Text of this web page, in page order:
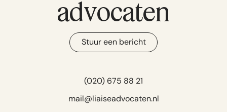
advocaten
Stuur een bericht
(020) 675 88 21
mail@liaiseadvocaten.nl